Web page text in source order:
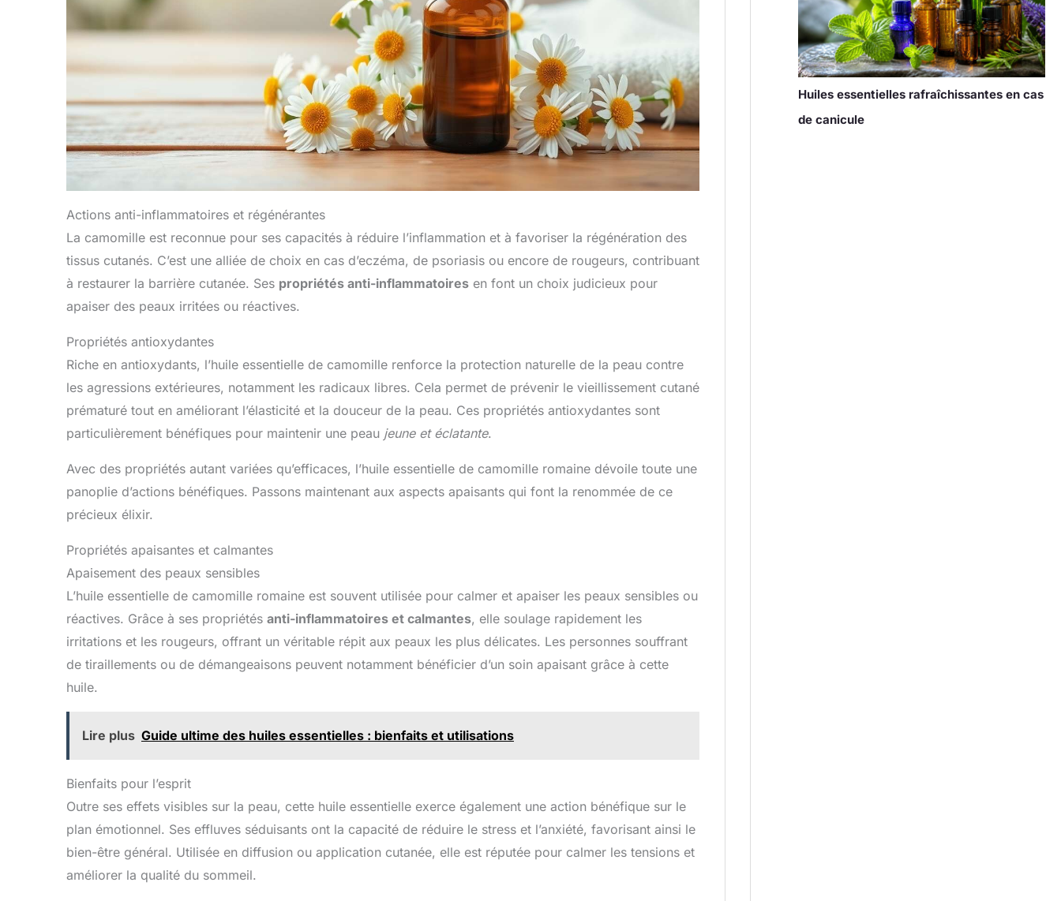
Actions anti-inflammatoires et régénérantes
La camomille est reconnue pour ses capacités à réduire l’inflammation et à favoriser la régénération des
tissus cutanés. C’est une alliée de choix en cas d’eczéma, de psoriasis ou encore de rougeurs, contribuant
à restaurer la barrière cutanée. Ses propriétés anti-inflammatoires en font un choix judicieux pour
apaiser des peaux irritées ou réactives.
Propriétés antioxydantes
Riche en antioxydants, l’huile essentielle de camomille renforce la protection naturelle de la peau contre
les agressions extérieures, notamment les radicaux libres. Cela permet de prévenir le vieillissement cutané
prématuré tout en améliorant l’élasticité et la douceur de la peau. Ces propriétés antioxydantes sont
particulièrement bénéfiques pour maintenir une peau jeune et éclatante.
Avec des propriétés autant variées qu’efficaces, l’huile essentielle de camomille romaine dévoile toute une
panoplie d’actions bénéfiques. Passons maintenant aux aspects apaisants qui font la renommée de ce
précieux élixir.
Propriétés apaisantes et calmantes
Apaisement des peaux sensibles
L’huile essentielle de camomille romaine est souvent utilisée pour calmer et apaiser les peaux sensibles ou
réactives. Grâce à ses propriétés anti-inflammatoires et calmantes, elle soulage rapidement les
irritations et les rougeurs, offrant un véritable répit aux peaux les plus délicates. Les personnes souffrant
de tiraillements ou de démangeaisons peuvent notamment bénéficier d’un soin apaisant grâce à cette
huile.
Lire plus Guide ultime des huiles essentielles : bienfaits et utilisations
Bienfaits pour l’esprit
Outre ses effets visibles sur la peau, cette huile essentielle exerce également une action bénéfique sur le
plan émotionnel. Ses effluves séduisants ont la capacité de réduire le stress et l’anxiété, favorisant ainsi le
bien-être général. Utilisée en diffusion ou application cutanée, elle est réputée pour calmer les tensions et
améliorer la qualité du sommeil.
Huiles essentielles rafraîchissantes en cas
de canicule